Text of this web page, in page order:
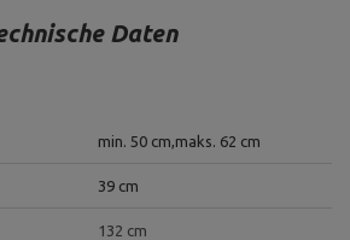
Daten
min. 50 cm,maks. 62 cm
39 cm
132 cm